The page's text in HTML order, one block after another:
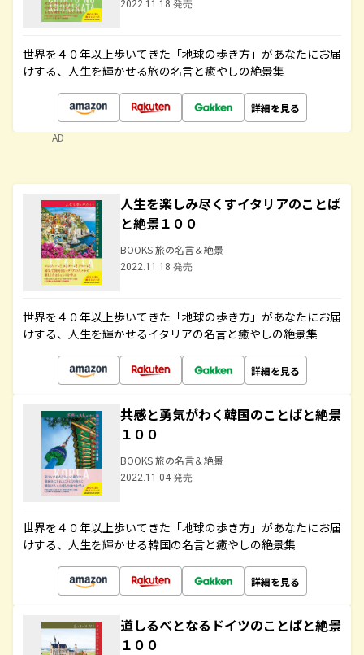
2022.11.18 発売
世界を４０年以上歩いてきた「地球の歩き方」があなたにお届
けする、人生を輝かせる旅の名言と癒やしの絶景集
詳細を見る
AD
人生を楽しみ尽くすイタリアのことば
と絶景１００
BOOKS 旅の名言＆絶景
2022.11.18 発売
世界を４０年以上歩いてきた「地球の歩き方」があなたにお届
けする、人生を輝かせるイタリアの名言と癒やしの絶景集
詳細を見る
共感と勇気がわく韓国のことばと絶景
１００
BOOKS 旅の名言＆絶景
2022.11.04 発売
世界を４０年以上歩いてきた「地球の歩き方」があなたにお届
けする、人生を輝かせる韓国の名言と癒やしの絶景集
詳細を見る
道しるべとなるドイツのことばと絶景
１００